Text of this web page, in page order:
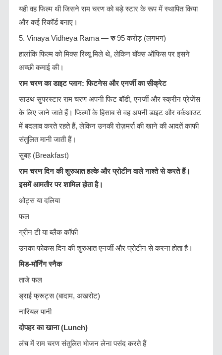
यही वह फिल्म थी जिसने राम चरण को बड़े स्टार के रूप में स्थापित किया
और कई रिकॉर्ड बनाए।
5. Vinaya Vidheya Rama —रु95 करोड़ (लगभग)
हालांकि फिल्म को मिक्स रिव्यू मिले थे, लेकिन बॉक्स ऑफिस पर इसने
अच्छी कमाई की।
राम चरण का डाइट प्लान: फिटनेस और एनर्जी का सीक्रेट
साउथ सुपरस्टार राम चरण अपनी फिट बॉडी, एनर्जी और स्क्रीन प्रेजेंस
के लिए जाने जाते हैं। फिल्मों के हिसाब से वह अपनी डाइट और वर्कआउट
में बदलाव करते रहते हैं, लेकिन उनकी रोज़मर्रा की खाने की आदतें काफी
संतुलित मानी जाती हैं।
सुबह (Breakfast)
राम चरण दिन की शुरुआत हल्के और प्रोटीन वाले नाश्ते से करते हैं।
इसमें आमतौर पर शामिल होता है।
ओट्स या दलिया
फल
ग्रीन टी या ब्लैक कॉफी
उनका फोकस दिन की शुरुआत एनर्जी और प्रोटीन से करना होता है।
मिड-मॉर्निंग स्नैक
ताजे फल
ड्राई फ्रूट्स (बादाम, अखरोट)
नारियल पानी
दोपहर का खाना (Lunch)
लंच में राम चरण संतुलित भोजन लेना पसंद करते हैं